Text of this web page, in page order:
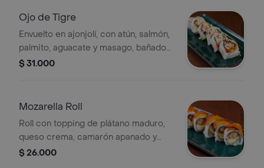
Ojo de Tigre
Envuelto en ajonjolí, con atún, salmón,
palmito, aguacate y masago, bañado
en salsa dinamita con cantidad a
$ 31.000
Mozarella Roll
Roll con topping de plátano maduro,
queso crema, camarón apanado y
queso mozzarella.
$ 26.000